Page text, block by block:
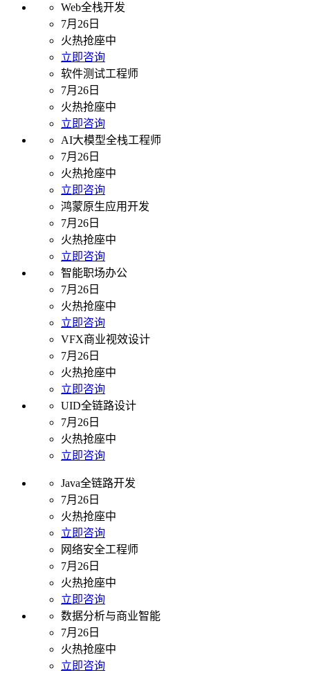
Web全栈开发
7月26日
火热抢座中
立即咨询
软件测试工程师
7月26日
火热抢座中
立即咨询
AI大模型全栈工程师
7月26日
火热抢座中
立即咨询
鸿蒙原生应用开发
7月26日
火热抢座中
立即咨询
智能职场办公
7月26日
火热抢座中
立即咨询
VFX商业视效设计
7月26日
火热抢座中
立即咨询
UID全链路设计
7月26日
火热抢座中
立即咨询
Java全链路开发
7月26日
火热抢座中
立即咨询
网络安全工程师
7月26日
火热抢座中
立即咨询
数据分析与商业智能
7月26日
火热抢座中
立即咨询